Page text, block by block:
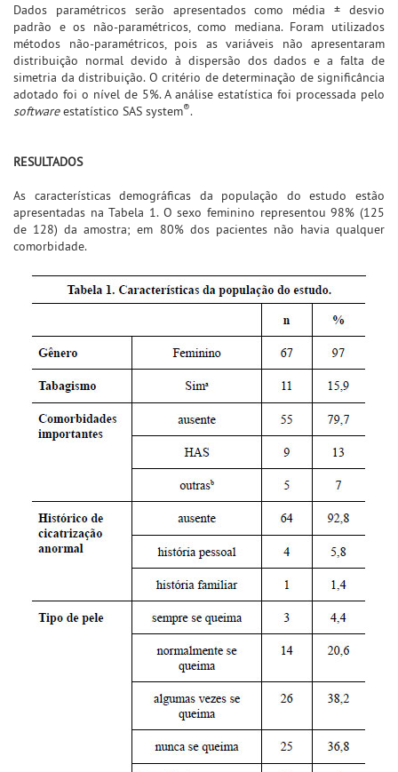
Dados paramétricos serão apresentados como média ± desvio
padrão e os não-paramétricos, como mediana. Foram utilizados
métodos não-paramétricos, pois as variáveis não apresentaram
distribuição normal devido à dispersão dos dados e a falta de
simetria da distribuição. O critério de determinação de significância
adotado foi o nível de 5%. A análise estatística foi processada pelo
softwareestatístico SAS system®.
RESULTADOS
As características demográficas da população do estudo estão
apresentadas na Tabela 1. O sexo feminino representou 98% (125
de 128) da amostra; em 80% dos pacientes não havia qualquer
comorbidade.